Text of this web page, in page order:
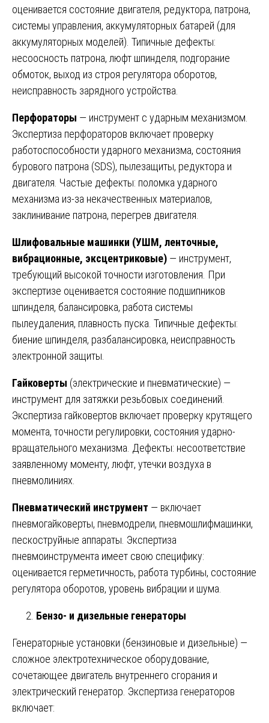
оценивается состояние двигателя, редуктора, патрона,
системы управления, аккумуляторных батарей (для
аккумуляторных моделей). Типичные дефекты:
несоосность патрона, люфт шпинделя, подгорание
обмоток, выход из строя регулятора оборотов,
неисправность зарядного устройства.
Перфораторы — инструмент с ударным механизмом.
Экспертиза перфораторов включает проверку
работоспособности ударного механизма, состояния
бурового патрона (SDS), пылезащиты, редуктора и
двигателя. Частые дефекты: поломка ударного
механизма из-за некачественных материалов,
заклинивание патрона, перегрев двигателя.
Шлифовальные машинки (УШМ, ленточные,
вибрационные, эксцентриковые) — инструмент,
требующий высокой точности изготовления. При
экспертизе оценивается состояние подшипников
шпинделя, балансировка, работа системы
пылеудаления, плавность пуска. Типичные дефекты:
биение шпинделя, разбалансировка, неисправность
электронной защиты.
Гайковерты (электрические и пневматические) —
инструмент для затяжки резьбовых соединений.
Экспертиза гайковертов включает проверку крутящего
момента, точности регулировки, состояния ударно-
вращательного механизма. Дефекты: несоответствие
заявленному моменту, люфт, утечки воздуха в
пневмолиниях.
Пневматический инструмент — включает
пневмогайковерты, пневмодрели, пневмошлифмашинки,
пескоструйные аппараты. Экспертиза
пневмоинструмента имеет свою специфику:
оценивается герметичность, работа турбины, состояние
регулятора оборотов, уровень вибрации и шума.
Бензо- и дизельные генераторы
Генераторные установки (бензиновые и дизельные) —
сложное электротехническое оборудование,
сочетающее двигатель внутреннего сгорания и
электрический генератор. Экспертиза генераторов
включает: